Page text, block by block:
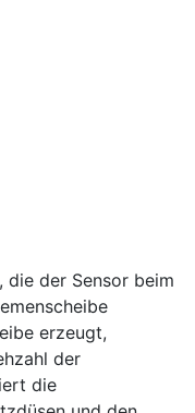
die der Sensor beim
erzeugt,
der
die